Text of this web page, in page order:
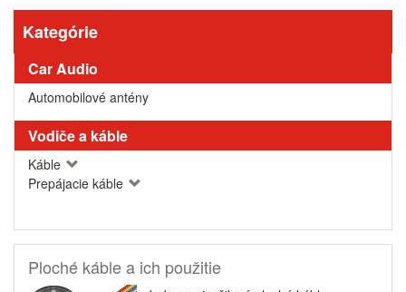
Kategórie
Car Audio
Automobilové antény
Vodiče a káble
Káble
Prepájacie káble
Ploché káble a ich použitie